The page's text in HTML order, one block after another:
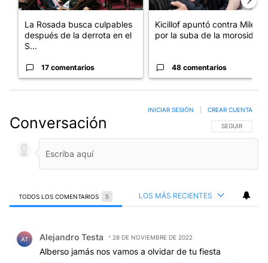
La Rosada busca culpables
después de la derrota en el
S...
17 comentarios
Kicillof apuntó contra Milei
por la suba de la morosida...
48 comentarios
Conversación SIGA ESTA
SEGUIR
INICIAR SESIÓN CREAR CUENTA
TODOS LOS COMENTARIOS 5 LOS MÁS RECIENTES
AT Alejandro Testa 28 DE NOVIEMBRE DE 2022
Alberso jamás nos vamos a olvidar de tu fiesta